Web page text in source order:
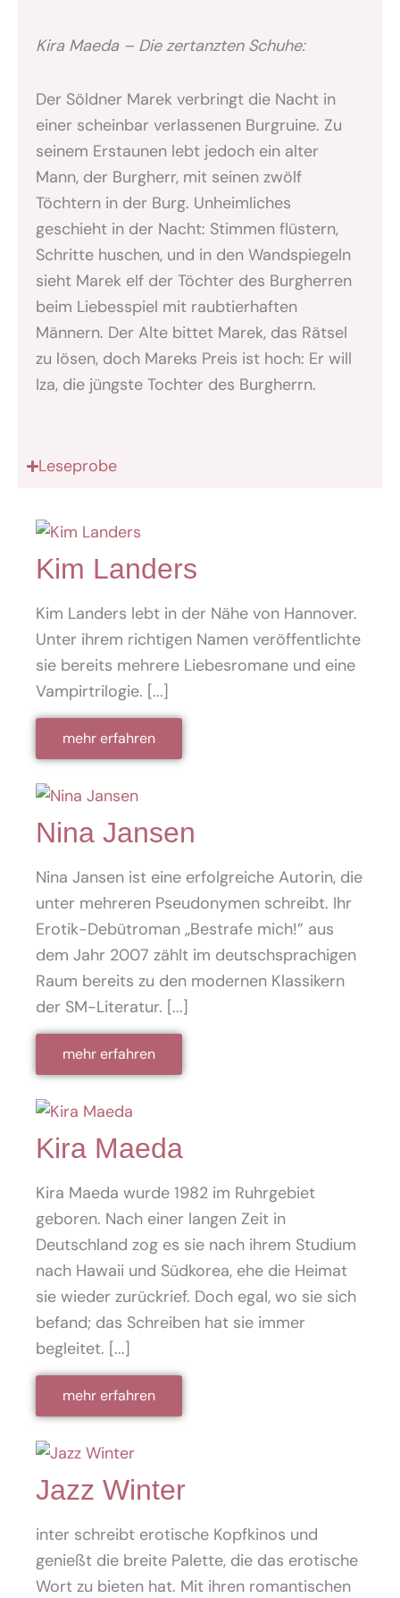
Kira Maeda – Die zertanzten Schuhe:
Der Söldner Marek verbringt die Nacht in
einer scheinbar verlassenen Burgruine. Zu
seinem Erstaunen lebt jedoch ein alter
Mann, der Burgherr, mit seinen zwölf
Töchtern in der Burg. Unheimliches
geschieht in der Nacht: Stimmen flüstern,
Schritte huschen, und in den Wandspiegeln
sieht Marek elf der Töchter des Burgherren
beim Liebesspiel mit raubtierhaften
Männern. Der Alte bittet Marek, das Rätsel
zu lösen, doch Mareks Preis ist hoch: Er will
Iza, die jüngste Tochter des Burgherrn.
Leseprobe
Kim Landers
Kim Landers lebt in der Nähe von Hannover.
Unter ihrem richtigen Namen veröffentlichte
sie bereits mehrere Liebesromane und eine
Vampirtrilogie. [...]
mehr erfahren
Nina Jansen
Nina Jansen ist eine erfolgreiche Autorin, die
unter mehreren Pseudonymen schreibt. Ihr
Erotik-Debütroman „Bestrafe mich!” aus
dem Jahr 2007 zählt im deutschsprachigen
Raum bereits zu den modernen Klassikern
der SM-Literatur. [...]
mehr erfahren
Kira Maeda
Kira Maeda wurde 1982 im Ruhrgebiet
geboren. Nach einer langen Zeit in
Deutschland zog es sie nach ihrem Studium
nach Hawaii und Südkorea, ehe die Heimat
sie wieder zurückrief. Doch egal, wo sie sich
befand; das Schreiben hat sie immer
begleitet. [...]
mehr erfahren
Jazz Winter
inter schreibt erotische Kopfkinos und
genießt die breite Palette, die das erotische
Wort zu bieten hat. Mit ihren romantischen